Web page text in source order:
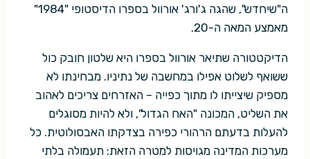
ה"שיחדש", שהגה ג'ורג' אורוול בספרו הדיסטופי "1984"
מאמצע המאה ה-20.
הדיקטטורה שתיאר אורוול בספרו היא שלטון חובק כול
ששואף לשלוט אפילו במחשבה של נתיניו. מבחינתו לא
מספיק שיצייתו לו מתוך כפייה – האזרחים צריכים לאהוב
את השליט, המכונה "האח הגדול", ולא להיות מסוגלים
להעלות בדעתם הרהורי כפירה בצדקתו האבסולוטית. כל
מערכות המדינה מגויסות למטרה הזאת: תעמולה בלתי